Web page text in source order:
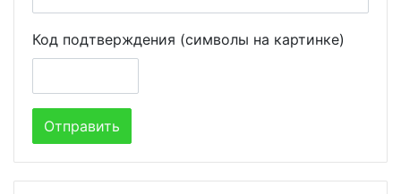
Код подтверждения (символы на картинке)